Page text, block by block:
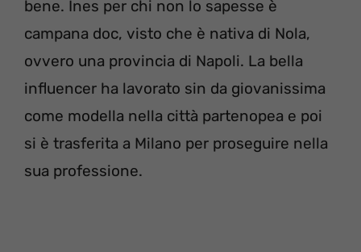
bene. Ines per chi non lo sapesse è
campana doc, visto che è nativa di Nola,
ovvero una provincia di Napoli. La bella
influencer ha lavorato sin da giovanissima
come modella nella città partenopea e poi
si è trasferita a Milano per proseguire nella
sua professione.